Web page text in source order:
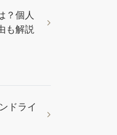
？個人
も解説
ドライ